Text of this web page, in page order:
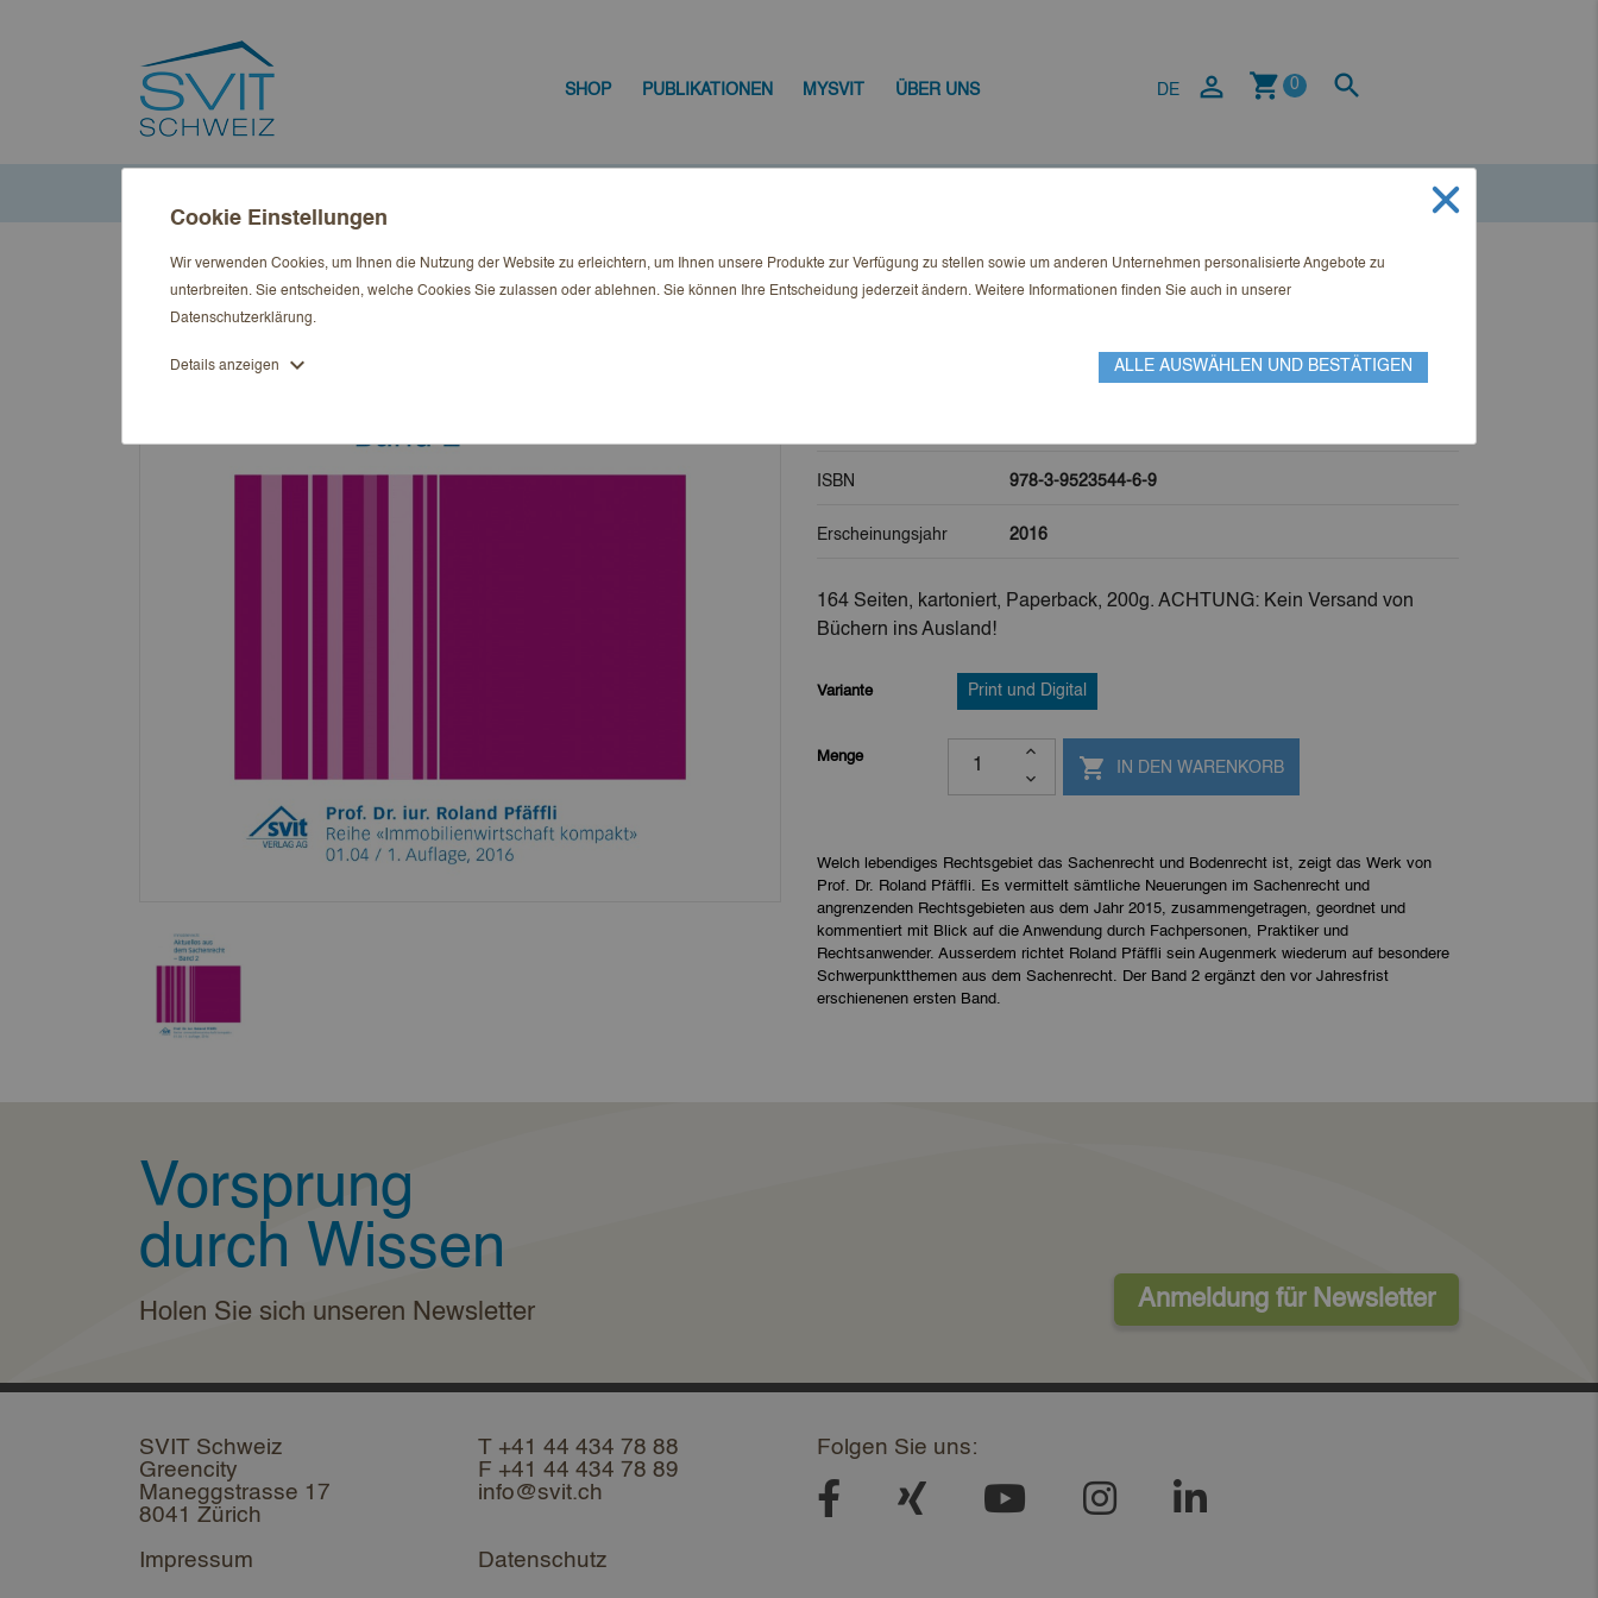
SHOP PUBLIKATIONEN MYSVIT ÜBER UNS DE  shopping_cart 0 
Aktuelles aus dem Sachenrecht – Band 2
ISBN 978-3-9523544-6-9
Erscheinungsjahr 2016
164 Seiten, kartoniert, Paperback, 200g. ACHTUNG: Kein Versand von
Büchern ins Ausland!
Variante Print und Digital
Menge  IN DEN WARENKORB
Welch lebendiges Rechtsgebiet das Sachenrecht und Bodenrecht ist, zeigt das Werk von
Prof. Dr. Roland Pfäffli. Es vermittelt sämtliche Neuerungen im Sachenrecht und
angrenzenden Rechtsgebieten aus dem Jahr 2015, zusammengetragen, geordnet und
kommentiert mit Blick auf die Anwendung durch Fachpersonen, Praktiker und
Rechtsanwender. Ausserdem richtet Roland Pfäffli sein Augenmerk wiederum auf besondere
Schwerpunktthemen aus dem Sachenrecht. Der Band 2 ergänzt den vor Jahresfrist
erschienenen ersten Band.
Vorsprung
durch Wissen
Holen Sie sich unseren Newsletter Anmeldung für Newsletter
SVIT Schweiz
Greencity
Maneggstrasse 17
8041 Zürich
Impressum
T +41 44 434 78 88
F +41 44 434 78 89
info@svit.ch
Datenschutz
Folgen Sie uns:
Cookie Einstellungen
Wir verwenden Cookies, um Ihnen die Nutzung der Website zu erleichtern, um Ihnen unsere Produkte zur Verfügung zu stellen sowie um anderen Unternehmen personalisierte Angebote zu
unterbreiten. Sie entscheiden, welche Cookies Sie zulassen oder ablehnen. Sie können Ihre Entscheidung jederzeit ändern. Weitere Informationen finden Sie auch in unserer
Datenschutzerklärung.
Details anzeigen expand_more ALLE AUSWÄHLEN UND BESTÄTIGEN